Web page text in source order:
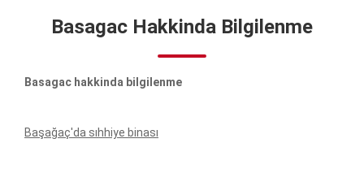
Basagac Hakkinda Bilgilenme
Basagac hakkinda bilgilenme
Başağaç'da sıhhiye binası